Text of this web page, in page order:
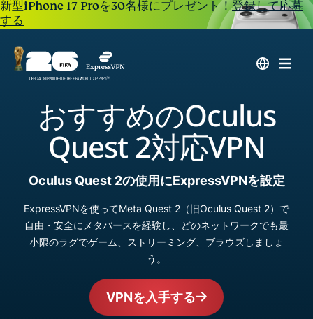
新型iPhone 17 Proを30名様にプレゼント！登録して応募
する
おすすめのOculus
Quest 2対応VPN
Oculus Quest 2の使用にExpressVPNを設定
ExpressVPNを使ってMeta Quest 2（旧Oculus Quest 2）で
自由・安全にメタバースを経験し、どのネットワークでも最
小限のラグでゲーム、ストリーミング、ブラウズしましょ
う。
VPNを入手する